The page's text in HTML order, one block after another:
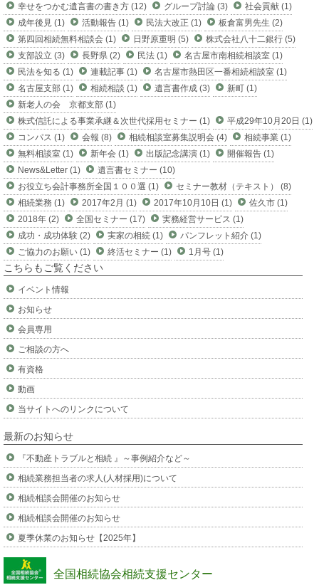
幸せをつかむ遺言書の書き方 (12)
グループ討論 (3)
社会貢献 (1)
成年後見 (1)
活動報告 (1) 民法大改正 (1)
板倉富男先生 (2)
第四回相続無料相談会 (1)
日野原重明 (5)
株式会社八十二銀行 (5)
支部設立 (3)
長野県 (2) 民法 (1)
名古屋市南相続相談室 (1)
民法を知る (1)
連載記事 (1)
名古屋市熱田区一番相続相談室 (1)
名古屋支部 (1)
相続相談 (1) 遺言書作成 (3)
新町 (1)
新老人の会 京都支部 (1)
株式信託による事業承継＆次世代採用セミナー (1)
平成29年10月20日 (1)
コンパス (1)
会報 (8) 相続相談室募集説明会 (4)
相続事業 (1)
無料相談室 (1)
新年会 (1) 出版記念講演 (1)
開催報告 (1)
News&Letter (1)
遺言書セミナー (10)
お役立ち会計事務所全国１００選 (1)
セミナー教材（テキスト） (8)
相続業務 (1)
2017年2月 (1) 2017年10月10日 (1)
佐久市 (1)
2018年 (2)
全国セミナー (17)
実務経営サービス (1)
成功・成功体験 (2)
実家の相続 (1)
パンフレット紹介 (1)
ご協力のお願い (1)
終活セミナー (1) 1月号 (1)
こちらもご覧ください
イベント情報
お知らせ
会員専用
ご相談の方へ
有資格
動画
当サイトへのリンクについて
最新のお知らせ
『不動産トラブルと相続 』～事例紹介など～
相続業務担当者の求人(人材採用)について
相続相談会開催のお知らせ
相続相談会開催のお知らせ
夏季休業のお知らせ【2025年】
全国相続協会相続支援センター